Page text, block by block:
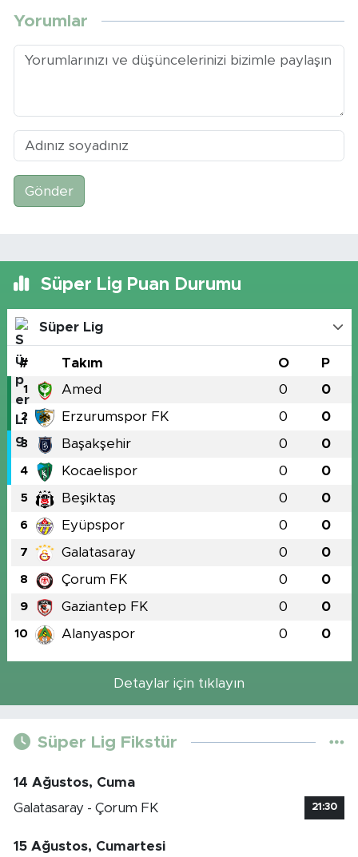
Yorumlar
Gönder
Süper Lig Puan Durumu
Süper Lig
# Takım O P
1 Amed 0 0
2 Erzurumspor FK 0 0
3 Başakşehir 0 0
4 Kocaelispor 0 0
5 Beşiktaş 0 0
6 Eyüpspor 0 0
7 Galatasaray 0 0
8 Çorum FK 0 0
9 Gaziantep FK 0 0
10 Alanyaspor 0 0
Detaylar için tıklayın
Süper Lig Fikstür
14 Ağustos, Cuma
Galatasaray - Çorum FK
21:30
15 Ağustos, Cumartesi